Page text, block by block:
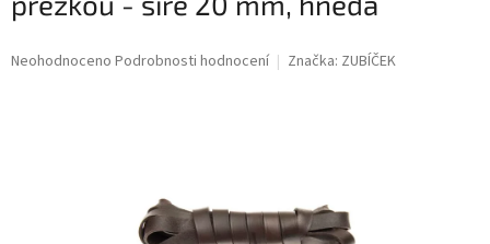
Průměrné
Neohodnoceno Podrobnosti hodnocení Značka: ZUBÍČEK